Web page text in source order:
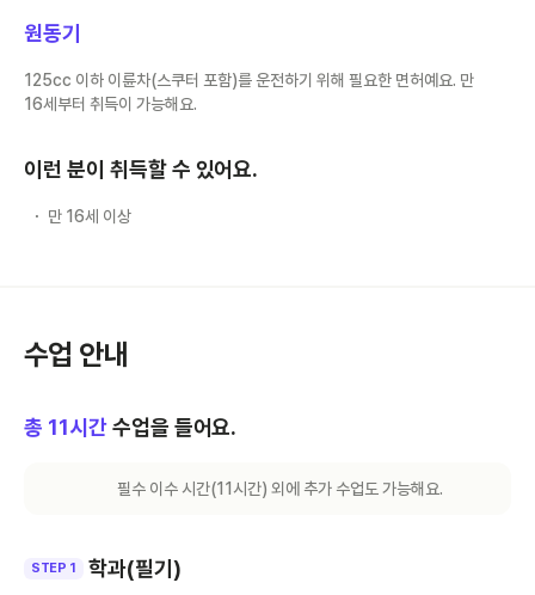
원동기
125cc 이하 이륜차(스쿠터 포함)를 운전하기 위해 필요한 면허예요. 만
16세부터 취득이 가능해요.
이런 분이 취득할 수 있어요.
만 16세 이상
수업 안내
총 11시간 수업을 들어요.
필수 이수 시간(11시간) 외에 추가 수업도 가능해요.
STEP 1 학과(필기)